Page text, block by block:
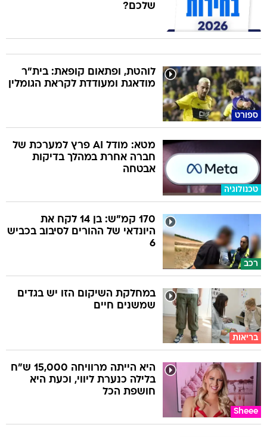
שלכם?
ספורט
לוהטת, ופתאום קופאת: בית"ר
מודאגת ומעודדת לקראת הגומלין
טכנולוגיה
מטא: מודל AI פרץ למערכת של
חברה אחרת במהלך בדיקות
אבטחה
רכב
170 קמ"ש: בן 14 לקח את
היונדאי של ההורים לסיבוב בכביש
6
בריאות
במחלקת השיקום הזו יש בגדים
שמשנים חיים
Sheee
היא הייתה מרוויחה 15,000 ש"ח
בלילה כנערת ליווי, וכעת היא
חושפת הכל